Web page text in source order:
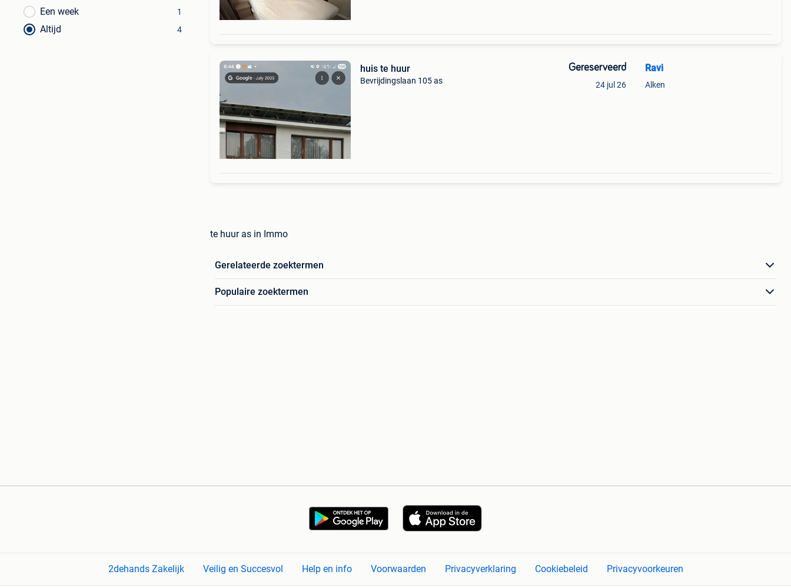
Een week 1
Altijd 4
huis te huur
Bevrijdingslaan 105 as
Gereserveerd
24 jul 26
Ravi
Alken
te huur as in Immo
Gerelateerde zoektermen
Populaire zoektermen
2dehands Zakelijk Veilig en Succesvol Help en info Voorwaarden Privacyverklaring Cookiebeleid Privacyvoorkeuren